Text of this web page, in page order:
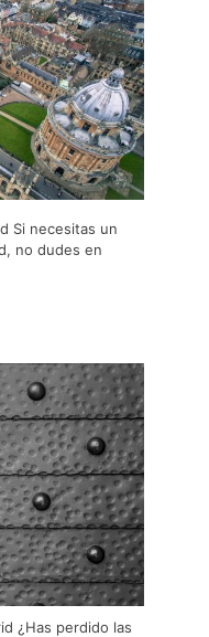
Si necesitas un
no dudes en
¿Has perdido las